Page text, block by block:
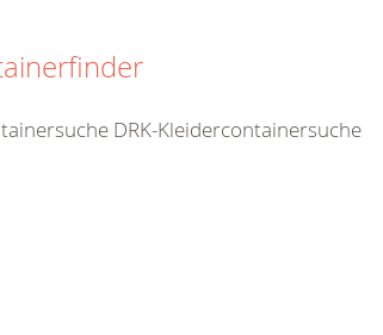
DRK-Kleidercontainersuche